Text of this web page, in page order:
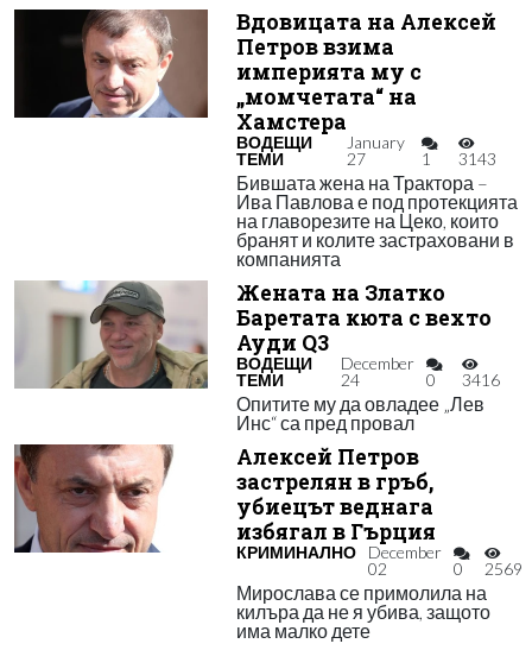
Вдовицата на Алексей
Петров взима
империята му с
„момчетата“ на
Хамстера
ВОДЕЩИ
ТЕМИ
January
27
1 3143
Бившата жена на Трактора –
Ива Павлова е под протекцията
на главорезите на Цеко, които
бранят и колите застраховани в
компанията
Жената на Златко
Баретата кюта с вехто
Ауди Q3
ВОДЕЩИ
ТЕМИ
December
24
0 3416
Опитите му да овладее „Лев
Инс“ са пред провал
Алексей Петров
застрелян в гръб,
убиецът веднага
избягал в Гърция
КРИМИНАЛНО
December
02
0 2569
Мирослава се примолила на
килъра да не я убива, защото
има малко дете